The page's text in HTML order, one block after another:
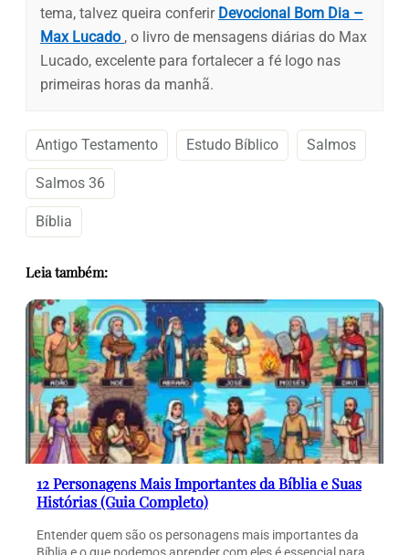
tema, talvez queira conferir Devocional Bom Dia –
Max Lucado , o livro de mensagens diárias do Max
Lucado, excelente para fortalecer a fé logo nas
primeiras horas da manhã.
Antigo Testamento Estudo Bíblico Salmos
Salmos 36
Bíblia
Leia também:
12 Personagens Mais Importantes da Bíblia e Suas
Histórias (Guia Completo)
Entender quem são os personagens mais importantes da
Bíblia e o que podemos aprender com eles é essencial para